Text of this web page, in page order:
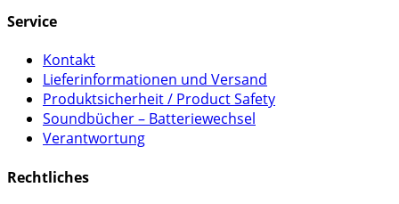
Service
Kontakt
Lieferinformationen und Versand
Produktsicherheit / Product Safety
Soundbücher – Batteriewechsel
Verantwortung
Rechtliches